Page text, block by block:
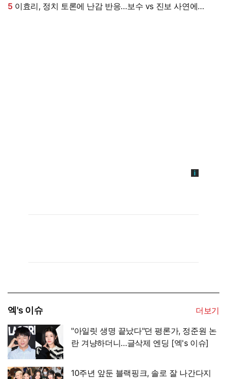
5이효리, 정치 토론에 난감 반응…보수 vs 진보 사연에
엑's 이슈
더보기
"아일릿 생명 끝났다"던 평론가, 정준원 논
란 겨냥하더니…글삭제 엔딩 [엑's 이슈]
10주년 앞둔 블랙핑크, 솔로 잘 나간다지